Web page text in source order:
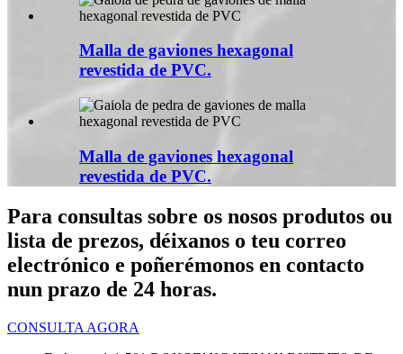
Malla de gaviones hexagonal
revestida de PVC.
Malla de gaviones hexagonal
revestida de PVC.
Para consultas sobre os nosos produtos ou
lista de prezos, déixanos o teu correo
electrónico e poñerémonos en contacto
nun prazo de 24 horas.
CONSULTA AGORA